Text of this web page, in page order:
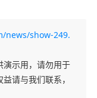
news/show-249.
演示用，请勿用于
请与我们联系，